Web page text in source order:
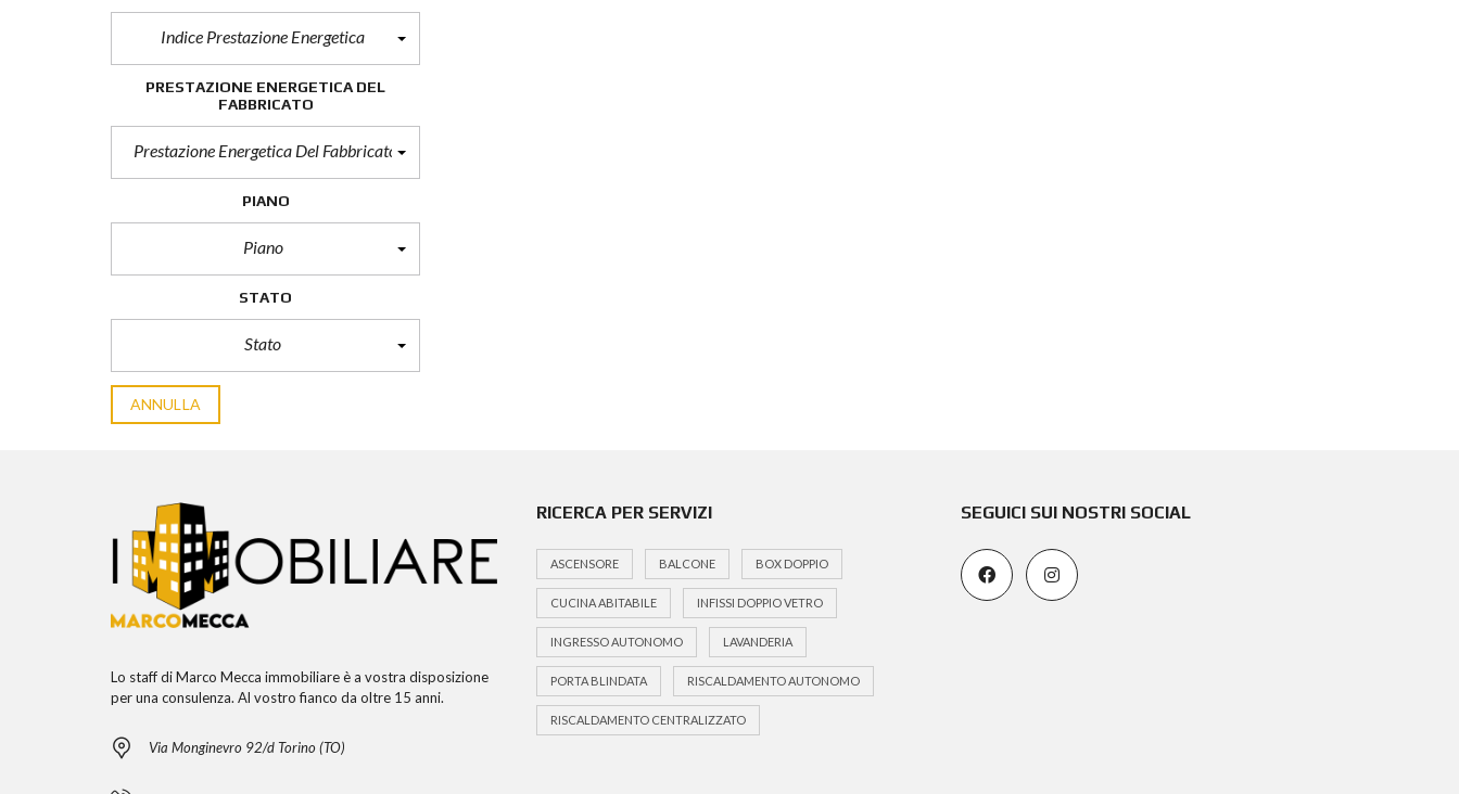
Indice Prestazione Energetica
PRESTAZIONE ENERGETICA DEL
FABBRICATO
Prestazione Energetica Del Fabbricato
PIANO
Piano
STATO
Stato
ANNULLA
Lo staff di Marco Mecca immobiliare è a vostra disposizione
per una consulenza. Al vostro fianco da oltre 15 anni.
Via Monginevro 92/d Torino (TO)
RICERCA PER SERVIZI
ASCENSORE BALCONE BOX DOPPIO
CUCINA ABITABILE INFISSI DOPPIO VETRO
INGRESSO AUTONOMO LAVANDERIA
PORTA BLINDATA RISCALDAMENTO AUTONOMO
RISCALDAMENTO CENTRALIZZATO
SEGUICI SUI NOSTRI SOCIAL